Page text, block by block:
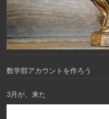
数学部アカウントを作ろう
3月が、来た